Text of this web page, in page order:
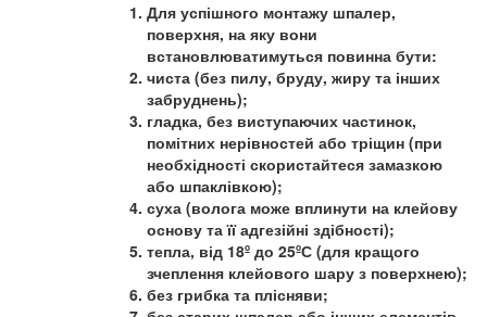
Для успішного монтажу шпалер,
поверхня, на яку вони
встановлюватимуться повинна бути:
чиста (без пилу, бруду, жиру та інших
забруднень);
гладка, без виступаючих частинок,
помітних нерівностей або тріщин (при
необхідності скористайтеся замазкою
або шпаклівкою);
суха (волога може вплинути на клейову
основу та її адгезійні здібності);
тепла, від 18º до 25ºС (для кращого
зчеплення клейового шару з поверхнею);
без грибка та плісняви;